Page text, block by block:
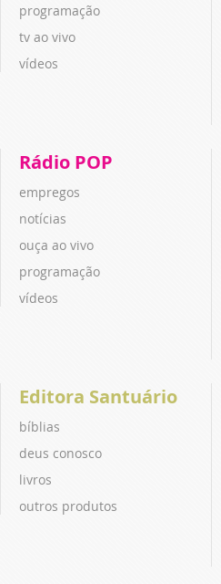
programação
tv ao vivo
vídeos
Rádio POP
empregos
notícias
ouça ao vivo
programação
vídeos
Editora Santuário
bíblias
deus conosco
livros
outros produtos